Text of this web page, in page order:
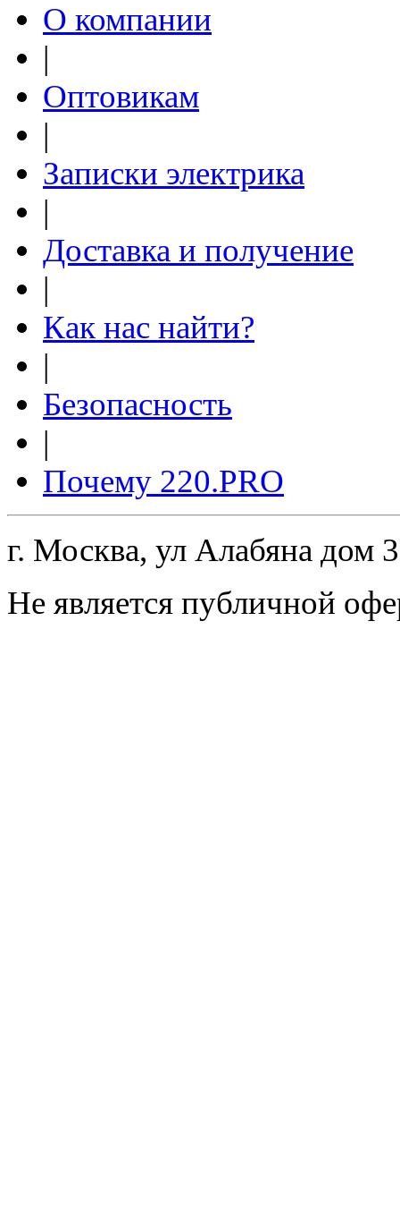
О компании
|
Оптовикам
|
Записки электрика
|
Доставка и получение
|
Как нас найти?
|
Безопасность
|
Почему 220.PRO
г. Москва, ул Алабяна дом
Не является публичной